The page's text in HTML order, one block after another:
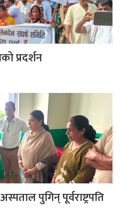
प्रदर्शन
पुगिन् पूर्वराष्ट्रपति